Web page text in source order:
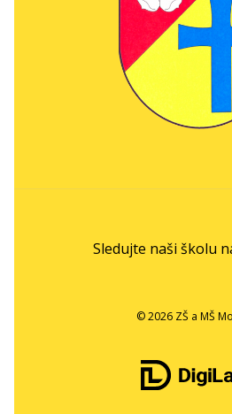
© 2026 ZŠ a MŠ
Sledujte naši školu